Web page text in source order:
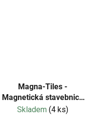
Magna-Tiles -
Magnetická stavebnice
microMAGS Deluxe Set
Skladem (4 ks)